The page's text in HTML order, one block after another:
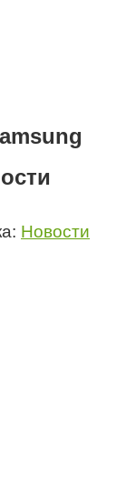
Новости